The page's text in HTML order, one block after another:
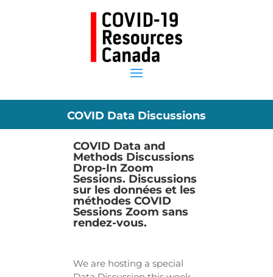
COVID Data Discussions
COVID Data and
Methods Discussions
Drop-In Zoom
Sessions. Discussions
sur les données et les
méthodes COVID
Sessions Zoom sans
rendez-vous.
We are hosting a special